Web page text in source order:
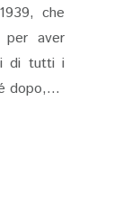
che
per aver
di tutti i
dopo,...